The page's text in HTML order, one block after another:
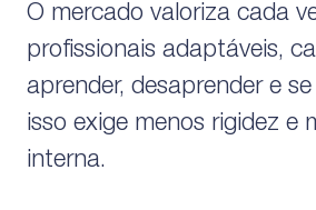
O mercado valoriza cada
profissionais adaptáveis,
aprender, desaprender e
isso exige menos rigidez e
interna.